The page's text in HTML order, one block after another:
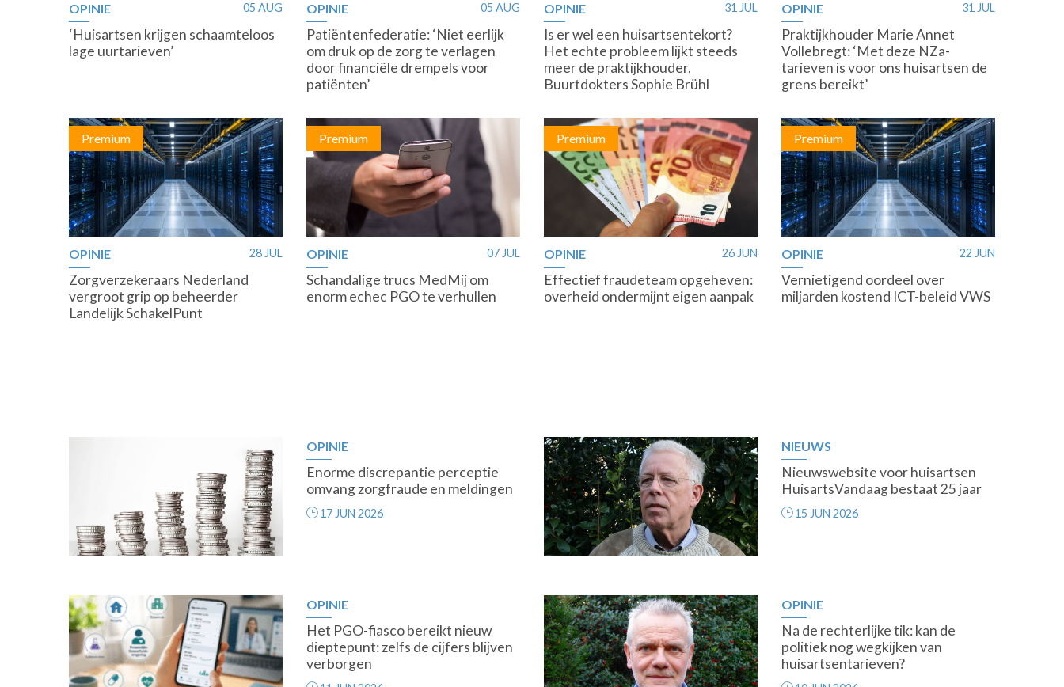
OPINIE 05 AUG
‘Huisartsen krijgen schaamteloos
lage uurtarieven’
OPINIE 05 AUG
Patiëntenfederatie: ‘Niet eerlijk
om druk op de zorg te verlagen
door financiële drempels voor
patiënten’
OPINIE 31 JUL
Is er wel een huisartsentekort?
Het echte probleem lijkt steeds
meer de praktijkhouder,
Buurtdokters Sophie Brühl
OPINIE 31 JUL
Praktijkhouder Marie Annet
Vollebregt: ‘Met deze NZa-
tarieven is voor ons huisartsen de
grens bereikt’
Premium
OPINIE 28 JUL
Zorgverzekeraars Nederland
vergroot grip op beheerder
Landelijk SchakelPunt
Premium
OPINIE 07 JUL
Schandalige trucs MedMij om
enorm echec PGO te verhullen
Premium
OPINIE 26 JUN
Effectief fraudeteam opgeheven:
overheid ondermijnt eigen aanpak
Premium
OPINIE 22 JUN
Vernietigend oordeel over
miljarden kostend ICT-beleid VWS
OPINIE
Enorme discrepantie perceptie
omvang zorgfraude en meldingen
17 JUN 2026
NIEUWS
Nieuwswebsite voor huisartsen
HuisartsVandaag bestaat 25 jaar
15 JUN 2026
Premium
OPINIE
Het PGO-fiasco bereikt nieuw
dieptepunt: zelfs de cijfers blijven
verborgen
Premium
OPINIE
Na de rechterlijke tik: kan de
politiek nog wegkijken van
huisartsentarieven?